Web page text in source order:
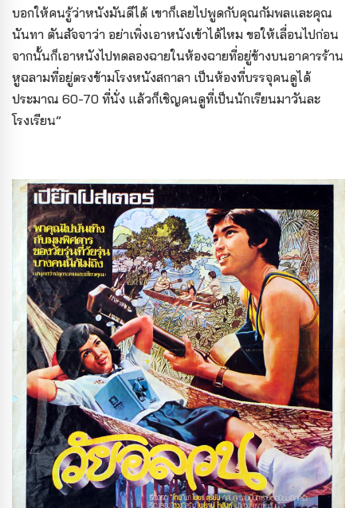
บอกให้คนรู้ว่าหนังมันดีได้ เขาก็เลยไปพูดกับคุณกัมพลและคุณ
นันทา ตันสัจจาว่า อย่าเพิ่งเอาหนังเข้าได้ไหม ขอให้เลื่อนไปก่อน
จากนั้นก็เอาหนังไปทดลองฉายในห้องฉายที่อยู่ข้างบนอาคารร้าน
หูฉลามที่อยู่ตรงข้ามโรงหนังสกาลา เป็นห้องที่บรรจุคนดูได้
ประมาณ 60-70 ที่นั่ง แล้วก็เชิญคนดูที่เป็นนักเรียนมาวันละ
โรงเรียน”